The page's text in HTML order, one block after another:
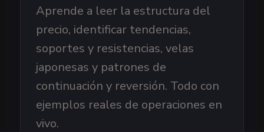
Aprende a leer la estructura del
precio, identificar tendencias,
soportes y resistencias, velas
japonesas y patrones de
continuación y reversión. Todo con
ejemplos reales de operaciones en
vivo.